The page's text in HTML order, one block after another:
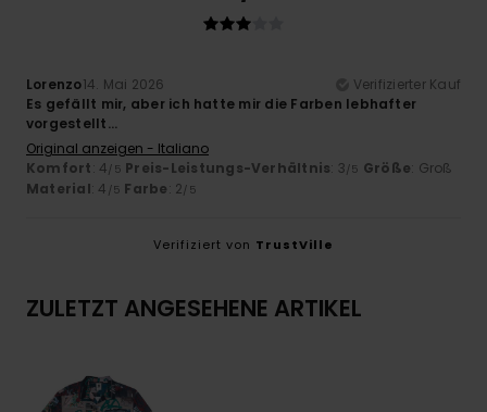
Lorenzo14. Mai 2026
Verifizierter Kauf
Es gefällt mir, aber ich hatte mir die Farben lebhafter
vorgestellt...
Original anzeigen - Italiano
Komfort: 4/5 Preis-Leistungs-Verhältnis: 3/5 Größe: Groß
Material: 4 /5 Farbe: 2/5
Verifiziert von TrustVille
ZULETZT ANGESEHENE ARTIKEL